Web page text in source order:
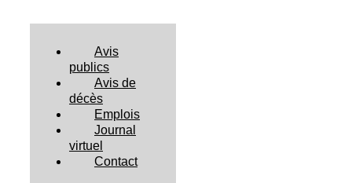
Avis
publics
Avis de
décès
Emplois
Journal
virtuel
Contact